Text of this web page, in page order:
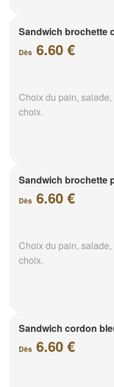
Sandwich brochette
Dès 6.60 €
Choix du pain,
choix.
Sandwich brochette
Dès 6.60 €
Choix du pain,
choix.
Sandwich cordon
Dès 6.60 €